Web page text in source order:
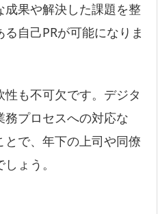
果や解決した課題を整
自己PRが可能になりま
も不可欠です。デジタ
プロセスへの対応な
とで、年下の上司や同僚
ょう。